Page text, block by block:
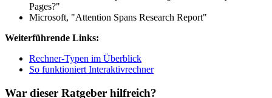
Pages?"
Microsoft, "Attention Spans Research Report"
Weiterführende Links:
Rechner-Typen im Überblick
So funktioniert Interaktivrechner
War dieser Ratgeber hilfreich?